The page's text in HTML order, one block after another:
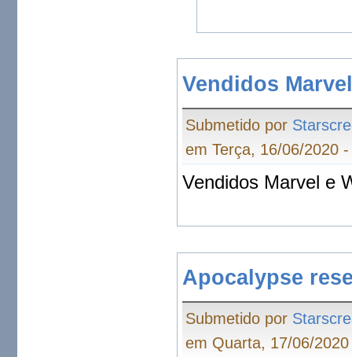
Vendidos
Submetido por
em Terça, 16/06/2020
Vendidos Marvel e
Apocalypse
Submetido por
em Quarta, 17/06/